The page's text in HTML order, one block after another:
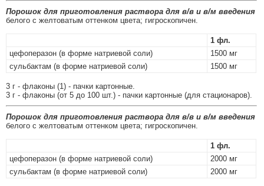
Порошок для приготовления раствора для в/в и в/м введения
белого с желтоватым оттенком цвета; гигроскопичен.
1 фл.
цефоперазон (в форме натриевой соли)
1500 мг
сульбактам (в форме натриевой соли)
1500 мг
3 г - флаконы (1) - пачки картонные.
3 г - флаконы (от 5 до 100 шт.) - пачки картонные (для стационаров).
Порошок для приготовления раствора для в/в и в/м введения
белого с желтоватым оттенком цвета; гигроскопичен.
1 фл.
цефоперазон (в форме натриевой соли)
2000 мг
сульбактам (в форме натриевой соли)
2000 мг